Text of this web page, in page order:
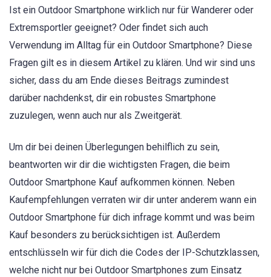
Ist ein Outdoor Smartphone wirklich nur für Wanderer oder
Extremsportler geeignet? Oder findet sich auch
Verwendung im Alltag für ein Outdoor Smartphone? Diese
Fragen gilt es in diesem Artikel zu klären. Und wir sind uns
sicher, dass du am Ende dieses Beitrags zumindest
darüber nachdenkst, dir ein robustes Smartphone
zuzulegen, wenn auch nur als Zweitgerät.
Um dir bei deinen Überlegungen behilflich zu sein,
beantworten wir dir die wichtigsten Fragen, die beim
Outdoor Smartphone Kauf aufkommen können. Neben
Kaufempfehlungen verraten wir dir unter anderem wann ein
Outdoor Smartphone für dich infrage kommt und was beim
Kauf besonders zu berücksichtigen ist. Außerdem
entschlüsseln wir für dich die Codes der IP-Schutzklassen,
welche nicht nur bei Outdoor Smartphones zum Einsatz